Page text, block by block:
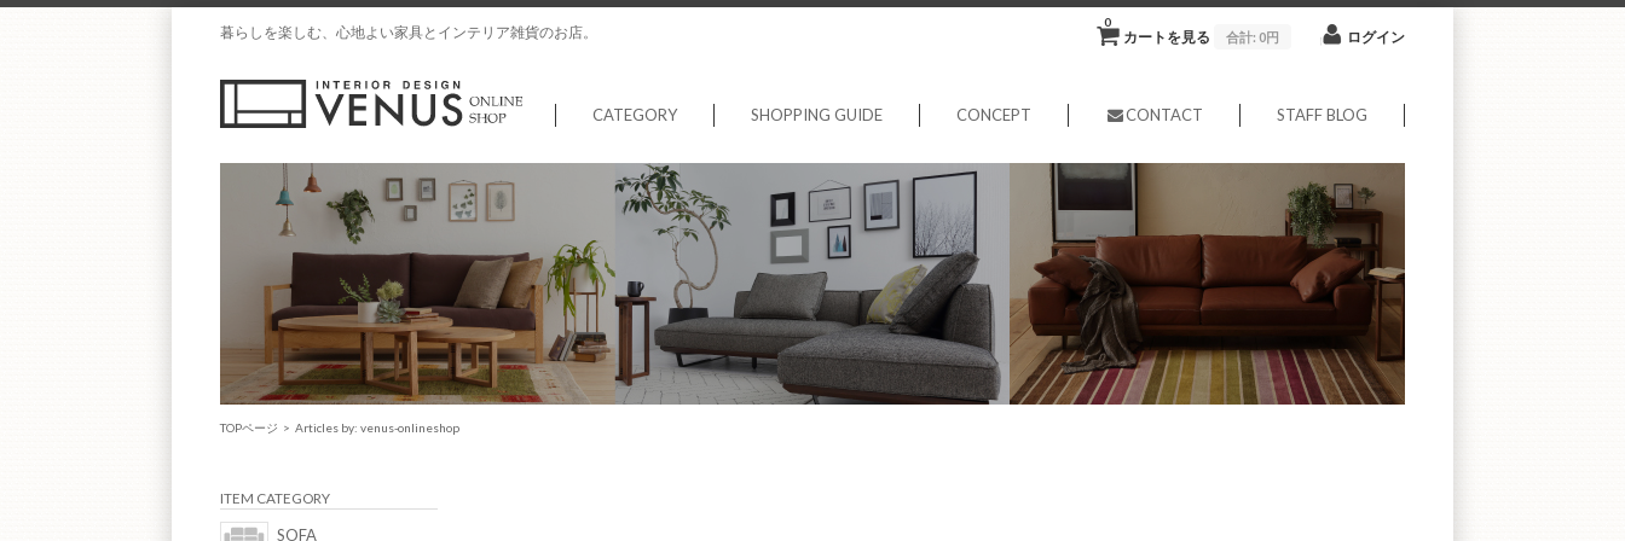
暮らしを楽しむ、心地よい家具とインテリア雑貨のお店。 カートを見る
0
合計: 0円 ログイン
CATEGORY SHOPPING GUIDE CONCEPT CONTACT STAFF BLOG
TOPページ > Articles by: venus-onlineshop
ITEM CATEGORY
SOFA